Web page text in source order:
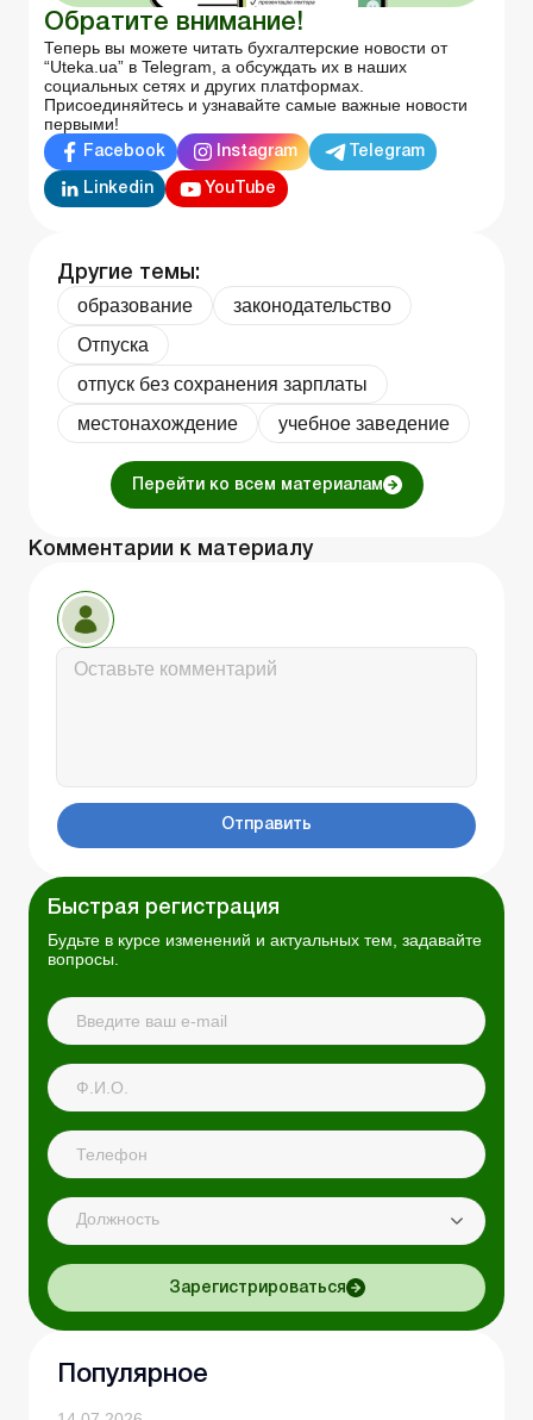
Обратите внимание!
Теперь вы можете читать бухгалтерские новости от
“Uteka.ua” в Telegram, а обсуждать их в наших
социальных сетях и других платформах.
Присоединяйтесь и узнавайте самые важные новости
первыми!
Facebook Instagram Telegram
Linkedin YouTube
Другие темы:
образование
законодательство
Отпуска
отпуск без сохранения зарплаты
местонахождение
учебное заведение
Перейти ко всем материалам
Комментарии к материалу
Отправить
Быстрая регистрация
Будьте в курсе изменений и актуальных тем, задавайте
вопросы.
Должность
Зарегистрироваться
Популярное